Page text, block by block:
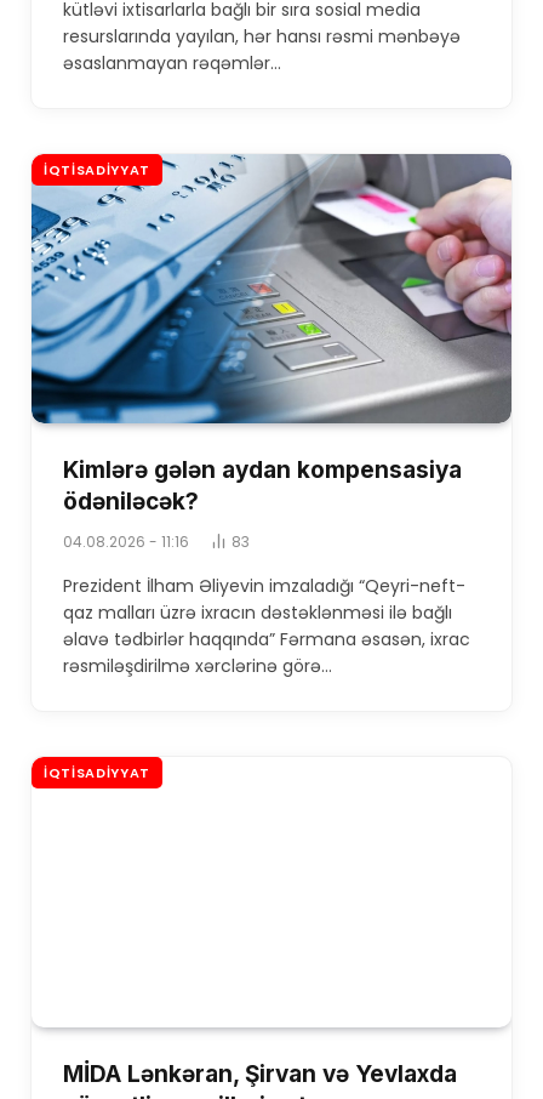
kütləvi ixtisarlarla bağlı bir sıra sosial media
resurslarında yayılan, hər hansı rəsmi mənbəyə
əsaslanmayan rəqəmlər…
İQTISADIYYAT
Kimlərə gələn aydan kompensasiya
ödəniləcək?
04.08.2026 - 11:16 83
Prezident İlham Əliyevin imzaladığı “Qeyri-neft-
qaz malları üzrə ixracın dəstəklənməsi ilə bağlı
əlavə tədbirlər haqqında” Fərmana əsasən, ixrac
rəsmiləşdirilmə xərclərinə görə…
İQTISADIYYAT
MİDA Lənkəran, Şirvan və Yevlaxda